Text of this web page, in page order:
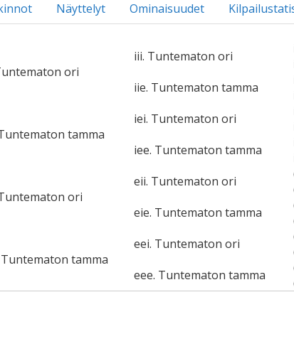
Näyttelyt Ominaisuudet
ori
iii. Tuntematon ori
iie. Tuntematon tamma
tamma
iei. Tuntematon ori
iee. Tuntematon tamma
ori
eii. Tuntematon ori
eie. Tuntematon tamma
Tuntematon tamma
eei. Tuntematon ori
eee. Tuntematon tamma